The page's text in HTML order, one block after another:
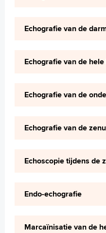
Echografie van de
Echografie van de
Echografie van de
Echografie van de
Echoscopie tijdens de
Endo-echografie
Marcaïnisatie van de